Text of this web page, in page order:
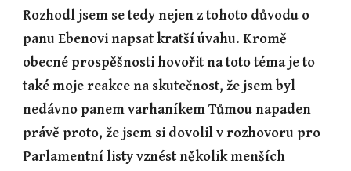
Rozhodl jsem se tedy nejen z tohoto důvodu o
panu Ebenovi napsat kratší úvahu. Kromě
obecné prospěšnosti hovořit na toto téma je to
také moje reakce na skutečnost, že jsem byl
nedávno panem varhaníkem Tůmou napaden
právě proto, že jsem si dovolil v rozhovoru pro
Parlamentní listy vznést několik menších